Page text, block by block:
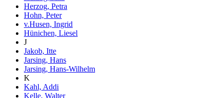
Herzog, Petra
Hohn, Peter
v.Husen, Ingrid
Hünichen, Liesel
J
Jakob, Itte
Jarsing, Hans
Jarsing, Hans-Wilhelm
K
Kahl, Addi
Kelle, Walter